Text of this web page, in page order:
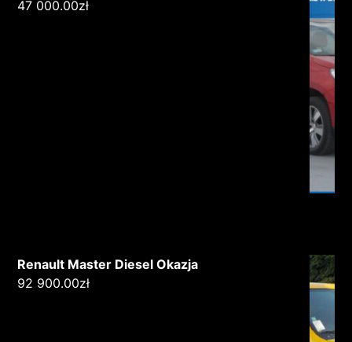
47 000.00zł
Renault Master Diesel Okazja
92 900.00zł